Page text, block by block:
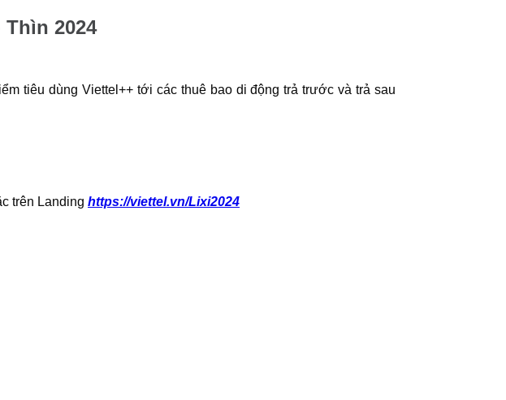
2024
tiêu dùng Viettel++ tới các thuê bao di động trả trước và trả sau
trên Landing https://viettel.vn/Lixi2024